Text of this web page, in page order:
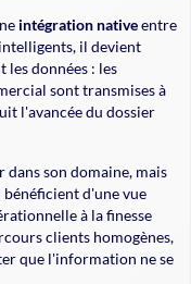
intégration nativeentre
il devient
données : les
sont transmises à
l'avancée du dossier
dans son domaine, mais
d'une vue
à la finesse
clients homogènes,
que l'information ne se